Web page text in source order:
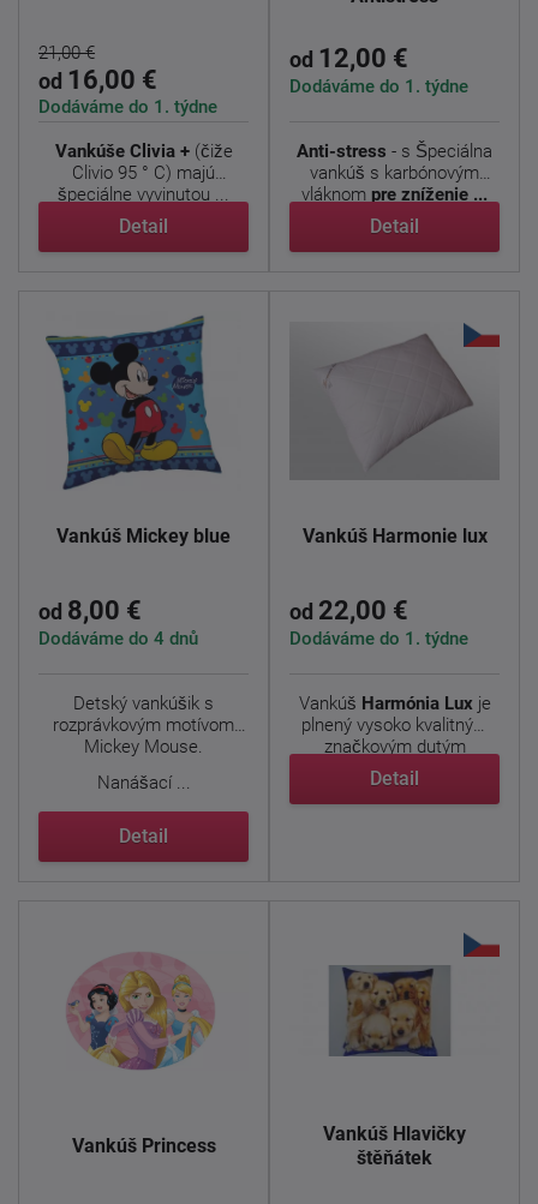
21,00 €
od 16,00 €
Dodáváme do 1. týdne
Vankúše Clivia +(čiže
Clivio 95 ° C) majú
špeciálne vyvinutou ...
Detail
od 12,00 €
Dodáváme do 1. týdne
Anti-stress - s Špeciálna
vankúš s karbónovým
vláknom pre zníženie ...
Detail
Vankúš Mickey blue
od 8,00 €
Dodáváme do 4 dnů
Detský vankúšik s
rozprávkovým motívom
Mickey Mouse.
Nanášací ...
Detail
Vankúš Harmonie lux
od 22,00 €
Dodáváme do 1. týdne
Vankúš Harmónia Luxje
plnený vysoko kvalitným
značkovým dutým
vláknom ...
Detail
Vankúš Princess
Vankúš Hlavičky
štěňátek